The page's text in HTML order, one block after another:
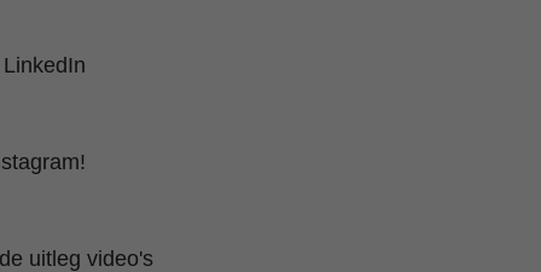
uitleg video's